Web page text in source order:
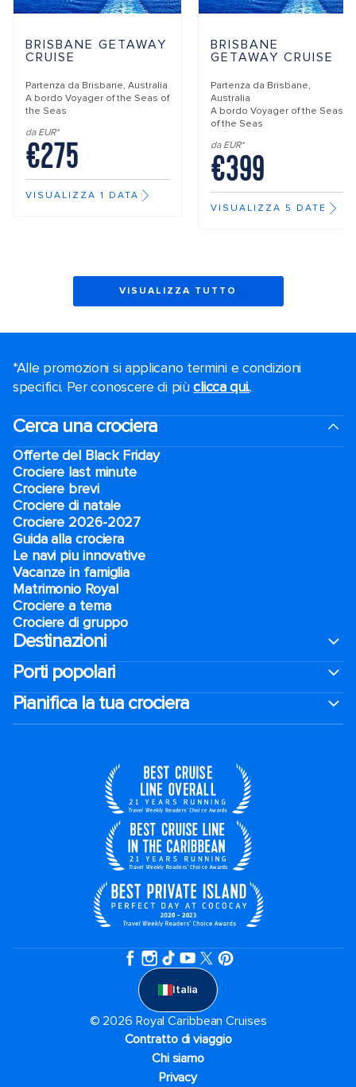
BRISBANE GETAWAY
CRUISE
Partenza da Brisbane, Australia
A bordo Voyager of the Seas of
the Seas
da EUR*
€275
VISUALIZZA 1 DATA
BRISBANE
GETAWAY CRUISE
Partenza da Brisbane,
Australia
A bordo Voyager of the Seas
of the Seas
da EUR*
€399
VISUALIZZA 5 DATE
VISUALIZZA TUTTO
*Alle promozioni si applicano termini e condizioni
specifici. Per conoscere di piùclicca qui..
Cerca una crociera
Offerte del Black Friday
Crociere last minute
Crociere brevi​
Crociere di natale​
Crociere 2026-2027
Guida alla crociera
Le navi piu innovative
Vacanze in famiglia
Matrimonio Royal
Crociere a tema
Crociere di gruppo
Destinazioni
Porti popolari
Pianifica la tua crociera
Italia
© 2026 Royal Caribbean Cruises
Contratto di viaggio
Chi siamo
Privacy